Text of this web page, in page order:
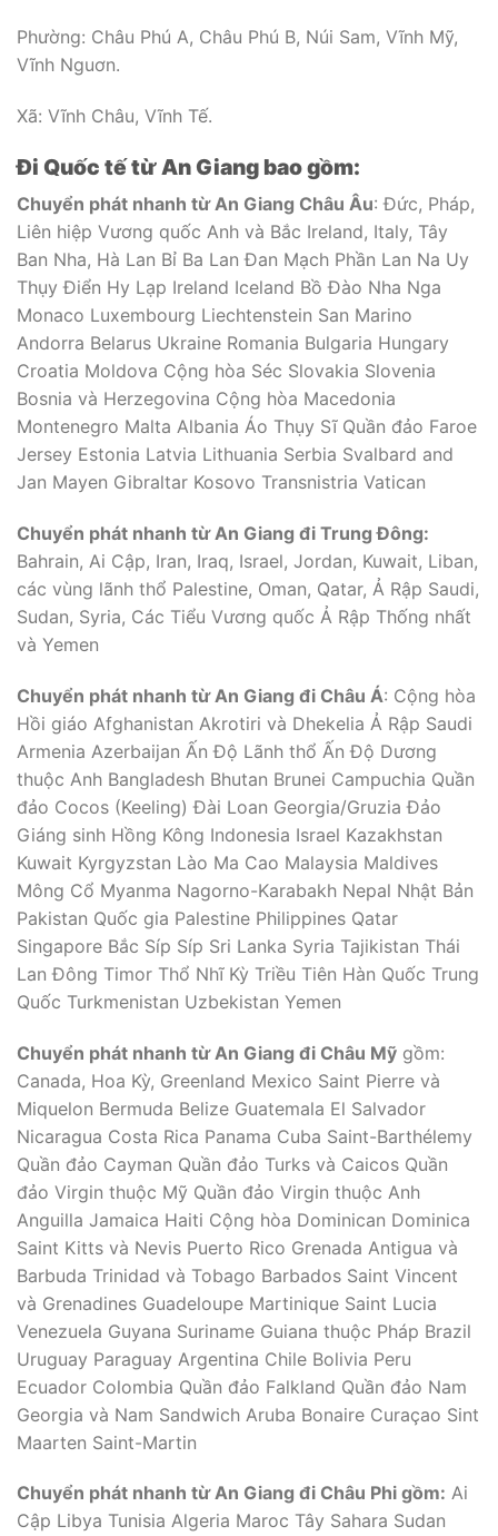
Phường: Châu Phú A, Châu Phú B, Núi Sam, Vĩnh Mỹ,
Vĩnh Nguơn.
Xã: Vĩnh Châu, Vĩnh Tế.
Đi Quốc tế từ An Giang bao gồm:
Chuyển phát nhanh từ An Giang Châu Âu: Đức, Pháp,
Liên hiệp Vương quốc Anh và Bắc Ireland, Italy, Tây
Ban Nha, Hà Lan Bỉ Ba Lan Đan Mạch Phần Lan Na Uy
Thụy Điển Hy Lạp Ireland Iceland Bồ Đào Nha Nga
Monaco Luxembourg Liechtenstein San Marino
Andorra Belarus Ukraine Romania Bulgaria Hungary
Croatia Moldova Cộng hòa Séc Slovakia Slovenia
Bosnia và Herzegovina Cộng hòa Macedonia
Montenegro Malta Albania Áo Thụy Sĩ Quần đảo Faroe
Jersey Estonia Latvia Lithuania Serbia Svalbard and
Jan Mayen Gibraltar Kosovo Transnistria Vatican
Chuyển phát nhanh từ An Giang đi Trung Đông:
Bahrain, Ai Cập, Iran, Iraq, Israel, Jordan, Kuwait, Liban,
các vùng lãnh thổ Palestine, Oman, Qatar, Ả Rập Saudi,
Sudan, Syria, Các Tiểu Vương quốc Ả Rập Thống nhất
và Yemen
Chuyển phát nhanh từ An Giang đi Châu Á: Cộng hòa
Hồi giáo Afghanistan Akrotiri và Dhekelia Ả Rập Saudi
Armenia Azerbaijan Ấn Độ Lãnh thổ Ấn Độ Dương
thuộc Anh Bangladesh Bhutan Brunei Campuchia Quần
đảo Cocos (Keeling) Đài Loan Georgia/Gruzia Đảo
Giáng sinh Hồng Kông Indonesia Israel Kazakhstan
Kuwait Kyrgyzstan Lào Ma Cao Malaysia Maldives
Mông Cổ Myanma Nagorno-Karabakh Nepal Nhật Bản
Pakistan Quốc gia Palestine Philippines Qatar
Singapore Bắc Síp Síp Sri Lanka Syria Tajikistan Thái
Lan Đông Timor Thổ Nhĩ Kỳ Triều Tiên Hàn Quốc Trung
Quốc Turkmenistan Uzbekistan Yemen
Chuyển phát nhanh từ An Giang đi Châu Mỹ gồm:
Canada, Hoa Kỳ, Greenland Mexico Saint Pierre và
Miquelon Bermuda Belize Guatemala El Salvador
Nicaragua Costa Rica Panama Cuba Saint-Barthélemy
Quần đảo Cayman Quần đảo Turks và Caicos Quần
đảo Virgin thuộc Mỹ Quần đảo Virgin thuộc Anh
Anguilla Jamaica Haiti Cộng hòa Dominican Dominica
Saint Kitts và Nevis Puerto Rico Grenada Antigua và
Barbuda Trinidad và Tobago Barbados Saint Vincent
và Grenadines Guadeloupe Martinique Saint Lucia
Venezuela Guyana Suriname Guiana thuộc Pháp Brazil
Uruguay Paraguay Argentina Chile Bolivia Peru
Ecuador Colombia Quần đảo Falkland Quần đảo Nam
Georgia và Nam Sandwich Aruba Bonaire Curaçao Sint
Maarten Saint-Martin
Chuyển phát nhanh từ An Giang đi Châu Phi gồm: Ai
Cập Libya Tunisia Algeria Maroc Tây Sahara Sudan